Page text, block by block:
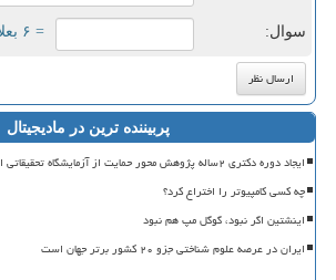
سوال: = ۶ بعلاوه ۳
پربیننده ترین در مادیجیتال
ایجاد دوره دکتری ۲ساله پژوهش محور حمایت از آزمایشگاه تحقیقاتی اساتید
چه کسی کامپیوتر را اختراع کرد؟
اینشتین اگر نبود، گوگل مپ هم نبود
ایران در عرصه علوم شناختی جزو ۲۰ کشور برتر جهان است